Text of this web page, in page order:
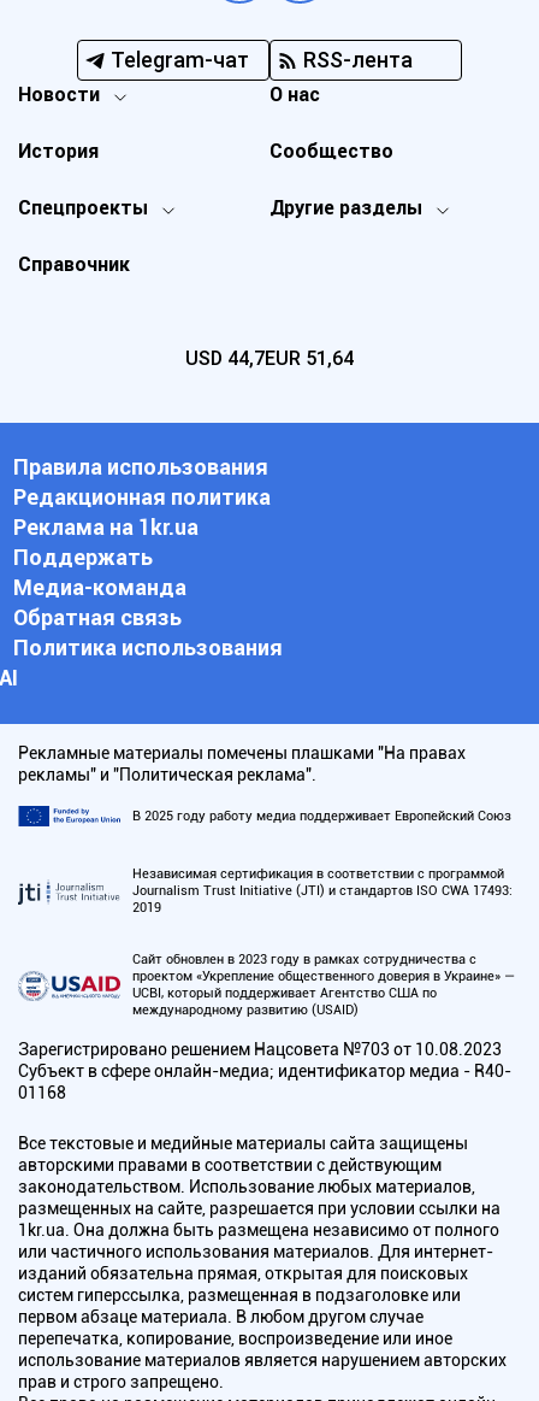
Telegram-чат RSS-лента
Новости
Спецпроекты Другие разделы
История
О нас
Справочник
Сообщество
USD 44,7EUR 51,64
Правила использования
Редакционная политика
Реклама на 1kr.ua
Поддержать
Медиа-команда
Обратная связь
Политика использования
АI
Рекламные материалы помечены плашками "На правах
рекламы" и "Политическая реклама".
В 2025 году работу медиа поддерживает Европейский Союз
Независимая сертификация в соответствии с программой
Journalism Trust Initiative (JTI) и стандартов ISO CWA 17493:
2019
Сайт обновлен в 2023 году в рамках сотрудничества с
проектом «Укрепление общественного доверия в Украине» —
UCBI, который поддерживает Агентство США по
международному развитию (USAID)
Зарегистрировано решением Нацсовета №703 от 10.08.2023
Субъект в сфере онлайн-медиа; идентификатор медиа - R40-
01168
Все текстовые и медийные материалы сайта защищены
авторскими правами в соответствии с действующим
законодательством. Использование любых материалов,
размещенных на сайте, разрешается при условии ссылки на
1kr.ua. Она должна быть размещена независимо от полного
или частичного использования материалов. Для интернет-
изданий обязательна прямая, открытая для поисковых
систем гиперссылка, размещенная в подзаголовке или
первом абзаце материала. В любом другом случае
перепечатка, копирование, воспроизведение или иное
использование материалов является нарушением авторских
прав и строго запрещено.